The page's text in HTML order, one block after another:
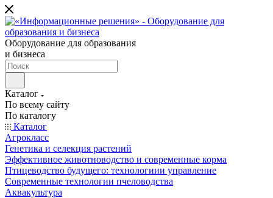
Оборудование для образования
и бизнеса
Каталог
По всему сайту
По каталогу
Каталог
Агрокласс
Генетика и селекция растений
Эффективное животноводство и современные корма
Птицеводство будущего: технологиии управление
Современные технологии пчеловодства
Аквакультура